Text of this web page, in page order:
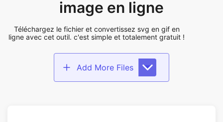
Add More Files